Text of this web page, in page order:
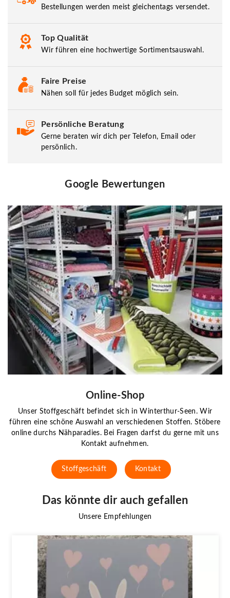
Bestellungen werden meist gleichentags versendet.
Top Qualität
Wir führen eine hochwertige Sortimentsauswahl.
Faire Preise
Nähen soll für jedes Budget möglich sein.
Persönliche Beratung
Gerne beraten wir dich per Telefon, Email oder
persönlich.
Google Bewertungen
Online-Shop
Unser Stoffgeschäft befindet sich in Winterthur-Seen. Wir
führen eine schöne Auswahl an verschiedenen Stoffen. Stöbere
online durchs Nähparadies. Bei Fragen darfst du gerne mit uns
Kontakt aufnehmen.
Stoffgeschäft Kontakt
Das könnte dir auch gefallen
Unsere Empfehlungen